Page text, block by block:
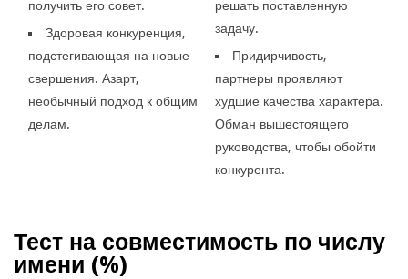
получить его совет.
Здоровая конкуренция,
подстегивающая на новые
свершения. Азарт,
необычный подход к общим
делам.
решать поставленную
задачу.
Придирчивость,
партнеры проявляют
худшие качества характера.
Обман вышестоящего
руководства, чтобы обойти
конкурента.
Тест на совместимость по числу
имени (%)